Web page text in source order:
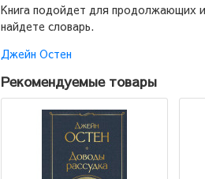
Книга подойдет для продолжающих
найдете словарь.
Джейн Остен
Рекомендуемые товары